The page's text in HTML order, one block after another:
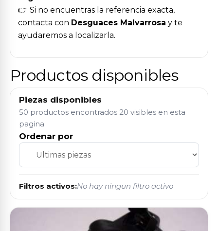
👉 Si no encuentras la referencia exacta,
contacta con Desguaces Malvarrosa y te
ayudaremos a localizarla.
Productos disponibles
Piezas disponibles
50 productos encontrados 20 visibles en esta
pagina
Ordenar por
Filtros activos:No hay ningun filtro activo